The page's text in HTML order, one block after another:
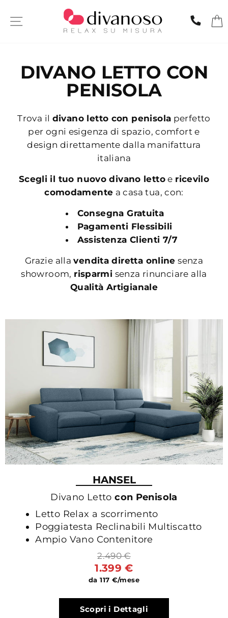
SITE NAVIGATION
DIVANO LETTO CON
PENISOLA
Trova il divano letto con penisola perfetto
per ogni esigenza di spazio, comfort e
design direttamente dalla manifattura
italiana
Scegli il tuo nuovo divano letto e ricevilo
comodamente a casa tua, con:
Consegna Gratuita
Pagamenti Flessibili
Assistenza Clienti 7/7
Grazie allavendita diretta online senza
showroom, risparmi senza rinunciare alla
Qualità Artigianale
HANSEL
Divano Lettocon Penisola
Letto Relax a scorrimento
Poggiatesta Reclinabili Multiscatto
Ampio Vano Contenitore
2.490 €
1.399 €
da 117 €/mese
Scopri i Dettagli